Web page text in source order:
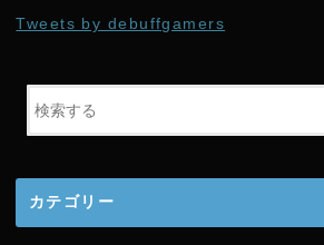
r
Tweets by debuffgamers
カテゴリー